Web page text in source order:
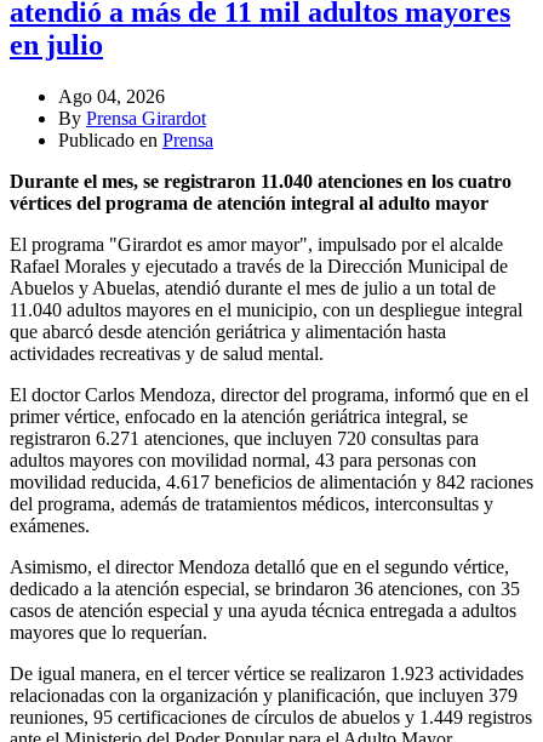
atendió a más de 11 mil adultos mayores
en julio
Ago 04, 2026
By Prensa Girardot
Publicado en Prensa
Durante el mes, se registraron 11.040 atenciones en los cuatro
vértices del programa de atención integral al adulto mayor
El programa "Girardot es amor mayor", impulsado por el alcalde
Rafael Morales y ejecutado a través de la Dirección Municipal de
Abuelos y Abuelas, atendió durante el mes de julio a un total de
11.040 adultos mayores en el municipio, con un despliegue integral
que abarcó desde atención geriátrica y alimentación hasta
actividades recreativas y de salud mental.
El doctor Carlos Mendoza, director del programa, informó que en el
primer vértice, enfocado en la atención geriátrica integral, se
registraron 6.271 atenciones, que incluyen 720 consultas para
adultos mayores con movilidad normal, 43 para personas con
movilidad reducida, 4.617 beneficios de alimentación y 842 raciones
del programa, además de tratamientos médicos, interconsultas y
exámenes.
Asimismo, el director Mendoza detalló que en el segundo vértice,
dedicado a la atención especial, se brindaron 36 atenciones, con 35
casos de atención especial y una ayuda técnica entregada a adultos
mayores que lo requerían.
De igual manera, en el tercer vértice se realizaron 1.923 actividades
relacionadas con la organización y planificación, que incluyen 379
reuniones, 95 certificaciones de círculos de abuelos y 1.449 registros